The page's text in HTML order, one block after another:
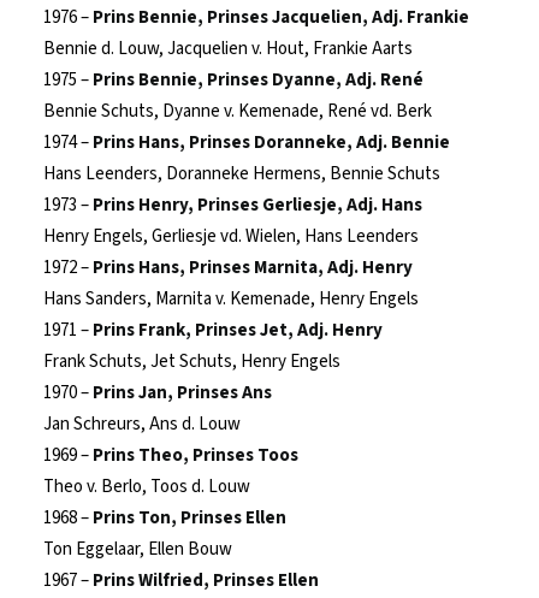
1976 –Prins Bennie, Prinses Jacquelien, Adj. Frankie
Bennie d. Louw, Jacquelien v. Hout, Frankie Aarts
1975 –Prins Bennie, Prinses Dyanne, Adj. René
Bennie Schuts, Dyanne v. Kemenade, René vd. Berk
1974 –Prins Hans, Prinses Doranneke, Adj. Bennie
Hans Leenders, Doranneke Hermens, Bennie Schuts
1973 –Prins Henry, Prinses Gerliesje, Adj. Hans
Henry Engels, Gerliesje vd. Wielen, Hans Leenders
1972 –Prins Hans, Prinses Marnita, Adj. Henry
Hans Sanders, Marnita v. Kemenade, Henry Engels
1971 –Prins Frank, Prinses Jet, Adj. Henry
Frank Schuts, Jet Schuts, Henry Engels
1970 –Prins Jan, Prinses Ans
Jan Schreurs, Ans d. Louw
1969 –Prins Theo, Prinses Toos
Theo v. Berlo, Toos d. Louw
1968 –Prins Ton, Prinses Ellen
Ton Eggelaar, Ellen Bouw
1967 –Prins Wilfried, Prinses Ellen